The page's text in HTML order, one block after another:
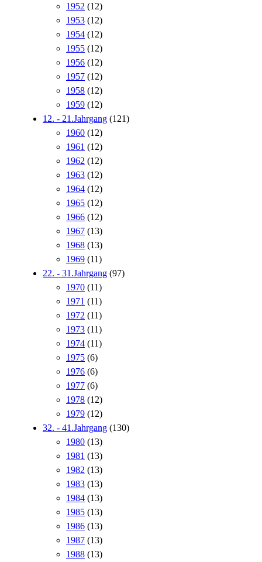
1952 (12)
1953 (12)
1954 (12)
1955 (12)
1956 (12)
1957 (12)
1958 (12)
1959 (12)
12. - 21.Jahrgang (121)
1960 (12)
1961 (12)
1962 (12)
1963 (12)
1964 (12)
1965 (12)
1966 (12)
1967 (13)
1968 (13)
1969 (11)
22. - 31.Jahrgang (97)
1970 (11)
1971 (11)
1972 (11)
1973 (11)
1974 (11)
1975 (6)
1976 (6)
1977 (6)
1978 (12)
1979 (12)
32. - 41.Jahrgang (130)
1980 (13)
1981 (13)
1982 (13)
1983 (13)
1984 (13)
1985 (13)
1986 (13)
1987 (13)
1988 (13)